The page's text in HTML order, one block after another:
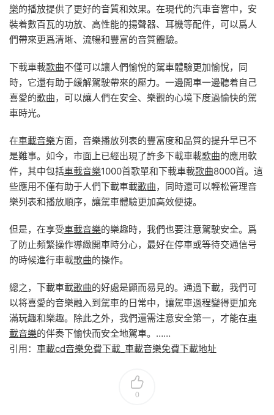
樂的播放提供了更好的音質和效果。在現代的汽車音響中，安
裝着數百瓦的功放、高性能的揚聲器、耳機等配件，可以爲人
們帶來更爲清晰、流暢和豐富的音質體驗。
下載車載歌曲不僅可以讓人們愉悅的駕車體驗更加愉悅，同
時，它還有助于緩解駕駛帶來的壓力。一邊開車一邊聽着自己
喜愛的歌曲，可以讓人們在安全、樂觀的心境下度過愉快的駕
車時光。
在車載音樂方面，音樂播放列表的豐富度和品質的提升早已不
是難事。如今，市面上已經出現了許多下載車載歌曲的應用軟
件，其中包括車載音樂1000首歌單和下載車載歌曲8000首。這
些應用不僅有助于人們下載車載歌曲，同時還可以輕松管理音
樂列表和播放順序，讓駕車體驗更加高效便捷。
但是，在享受車載音樂的樂趣時，我們也要注意駕駛安全。爲
了防止頻繁操作導緻開車時分心，最好在停車或等待交通信号
的時候進行車載歌曲的操作。
總之，下載車載歌曲的好處是顯而易見的。通過下載，我們可
以将喜愛的音樂融入到駕車的日常中，讓駕車過程變得更加充
滿玩趣和樂趣。除此之外，我們還需注意安全第一，才能在車
載音樂的伴奏下愉快而安全地駕車。……
引用： 車載cd音樂免費下載_車載音樂免費下載地址
0